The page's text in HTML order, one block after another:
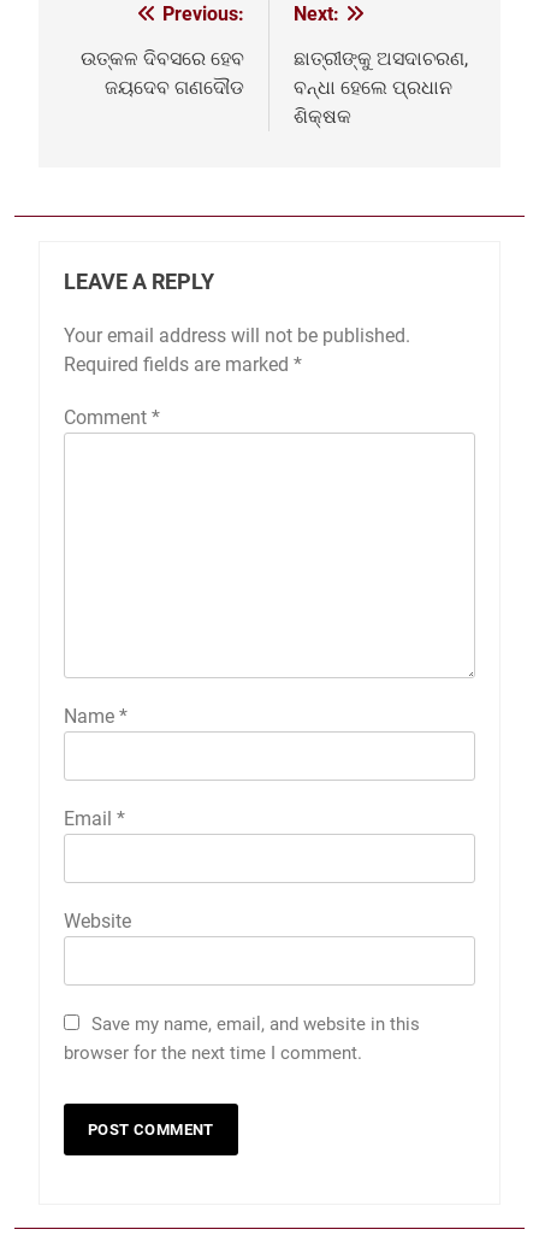
navigation
Previous:
ଉତ୍କଳ ଦିବସରେ ହେବ
ଜୟଦେବ ଗଣଦୌଡ
Next:
ଛାତ୍ରୀଙ୍କୁ ଅସଦାଚରଣ,
ବନ୍ଧା ହେଲେ ପ୍ରଧାନ
ଶିକ୍ଷକ
LEAVE A REPLY
Your email address will not be published.
Required fields are marked *
Comment *
Name *
Email *
Website
Save my name, email, and website in this
browser for the next time I comment.